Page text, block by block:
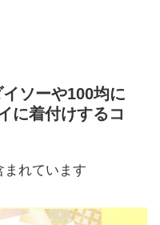
ソーや100均に
に着付けするコ
れています